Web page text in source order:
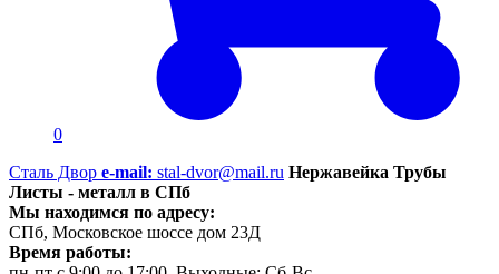
0
Сталь Двор e-mail: stal-dvor@mail.ru Нержавейка Трубы
Листы - металл в СПб
Мы находимся по адресу:
СПб, Московское шоссе дом 23Д
Время работы: